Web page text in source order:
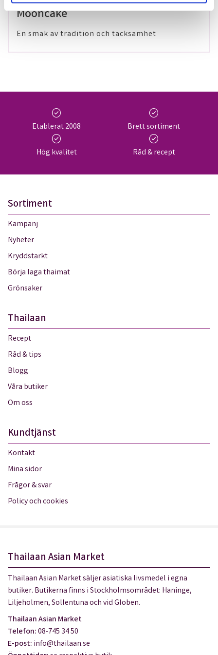
Mooncake
En smak av tradition och tacksamhet
check_circle
Etablerat 2008
check_circle
Brett sortiment
check_circle
Hög kvalitet
check_circle
Råd & recept
Sortiment
Kampanj
Nyheter
Kryddstarkt
Börja laga thaimat
Grönsaker
Thailaan
Recept
Råd & tips
Blogg
Våra butiker
Om oss
Kundtjänst
Kontakt
Mina sidor
Frågor & svar
Policy och cookies
Thailaan Asian Market
Thailaan Asian Market säljer asiatiska livsmedel i egna
butiker. Butikerna finns i Stockholmsområdet: Haninge,
Liljeholmen, Sollentuna och vid Globen.
Thailaan Asian Market
Telefon:08-745 34 50
E-post: info@thailaan.se